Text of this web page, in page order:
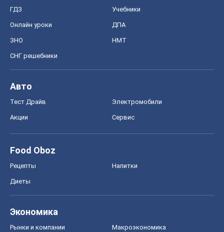
ГДЗ Учебники
Онлайн уроки ДПА
ЗНО НМТ
СНГ решебники
Авто
Тест Драйв Электромобили
Акции Сервис
Food Oboz
Рецепты Напитки
Диеты
Экономика
Рынки и компании Mакроэкономика